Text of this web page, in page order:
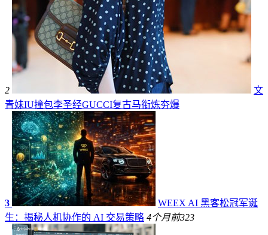
2
文
青妹IU撞包李圣经GUCCI复古马衔炼夯爆
3
WEEX AI 黑客松冠军诞
生：揭秘人机协作的 AI 交易策略 4个月前323